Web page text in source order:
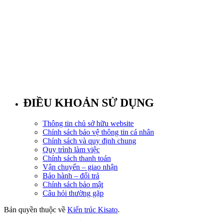
ĐIỀU KHOẢN SỬ DỤNG
Thông tin chủ sở hữu website
Chính sách bảo vệ thông tin cá nhân
Chính sách và quy định chung
Quy trình làm việc
Chính sách thanh toán
Vận chuyển – giao nhận
Bảo hành – đổi trả
Chính sách bảo mật
Câu hỏi thường gặp
Bản quyền thuộc về Kiến trúc Kisato.